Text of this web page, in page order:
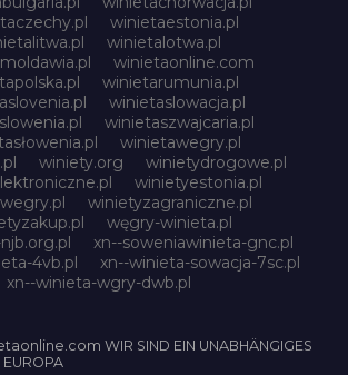
winietaestonia.pl
winietalotwa.pl
winietaonline.com
winietarumunia.pl
winietaslowacja.pl
winietaszwajcaria.pl
winietawegry.pl
winiety.org
winietydrogowe.pl
winietyestonia.pl
winietyzagraniczne.pl
węgry-winieta.pl
xn--soweniawinieta-gnc.pl
4vb.pl
xn--winieta-sowacja-7sc.pl
xn--winieta-wgry-dwb.pl
WIR SIND EIN UNABHÄNGIGES
EUROPA